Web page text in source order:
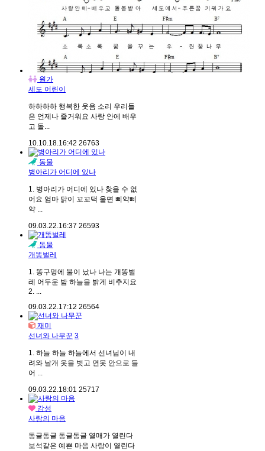
원가
세도 어린이
하하하하 행복한 웃음 소리 우리들
은 언제나 즐거워요 사랑 안에 배우
고 돌...
10.10.18.16:42 26763
동물
병아리가 어디에 있나
1. 병아리가 어디에 있나 찾을 수 없
어요 엄마 닭이 꼬꼬댁 울면 삐약삐
약 ...
09.03.22.16:37 26593
동물
개똥벌레
1. 똥구멍에 불이 났나 나는 개똥벌
레 어두운 밤 하늘을 밝게 비추지요
2. ...
09.03.22.17:12 26564
재미
선녀와 나무꾼 3
1. 하늘 하늘 하늘에서 선녀님이 내
려와 날개 옷을 벗고 연못 안으로 들
어 ...
09.03.22.18:01 25717
감성
사랑의 마음
동글동글 동글동글 열매가 열린다
보석같은 예쁜 마음 사랑이 열린다